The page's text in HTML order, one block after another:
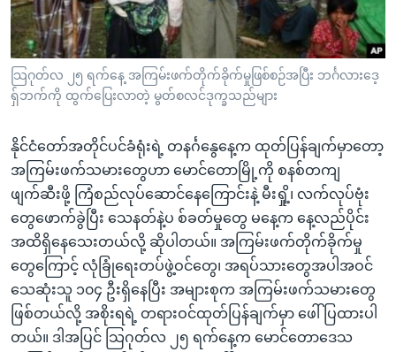
သြဂုတ်လ ၂၅ ရက်နေ့ အကြမ်းဖက်တိုက်ခိုက်မှုဖြစ်စဉ်အပြီး ဘင်္ဂလားဒေ့
ရှ်ဘက်ကို ထွက်ပြေးလာတဲ့ မွတ်စလင်ဒုက္ခသည်များ
နိုင်ငံတော်အတိုင်ပင်ခံရုံးရဲ့ တနင်္ဂနွေနေ့က ထုတ်ပြန်ချက်မှာတော့
အကြမ်းဖက်သမားတွေဟာ မောင်တောမြို့ကို စနစ်တကျ
ဖျက်ဆီးဖို့ ကြံစည်လုပ်ဆောင်နေကြောင်းနဲ့ မီးရှို့၊ လက်လုပ်ဗုံး
တွေဖောက်ခွဲပြီး သေနတ်နဲ့ပ စ်ခတ်မှုတွေ မနေ့က နေ့လည်ပိုင်း
အထိရှိနေသေးတယ်လို့ ဆိုပါတယ်။ အကြမ်းဖက်တိုက်ခိုက်မှု
တွေကြောင့် လုံခြုံရေးတပ်ဖွဲ့ဝင်တွေ၊ အရပ်သားတွေအပါအဝင်
သေဆုံးသူ ၁၀၄ ဦးရှိနေပြီး အများစုက အကြမ်းဖက်သမားတွေ
ဖြစ်တယ်လို့ အစိုးရရဲ့ တရားဝင်ထုတ်ပြန်ချက်မှာ ဖေါ်ပြထားပါ
တယ်။ ဒါအပြင် သြဂုတ်လ ၂၅ ရက်နေ့က မောင်တောဒေသ